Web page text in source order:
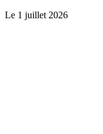
Le 1 juillet 2026